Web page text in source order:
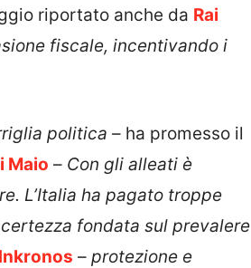
riportato anche da Rai
fiscale, incentivando i
politica – ha promesso il
Maio – Con gli alleati è
L’Italia ha pagato troppe
fondata sul prevalere
– protezione e